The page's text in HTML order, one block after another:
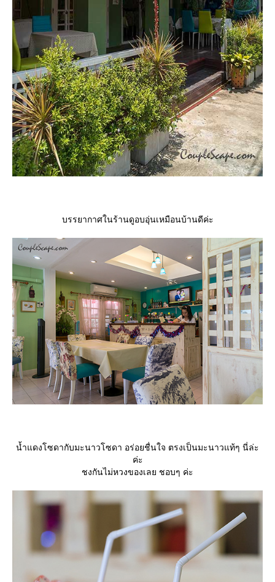
บรรยากาศในร้านดูอบอุ่นเหมือนบ้านดีค่ะ
น้ำแดงโซดากับมะนาวโซดา อร่อยชื่นใจ ตรงเป็นมะนาวแท้ๆ นี่ล่ะ
ค่ะ
ชงกันไม่หวงของเลย ชอบๆ ค่ะ